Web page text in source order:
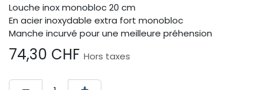
Louche inox monobloc 20 cm
En acier inoxydable extra fort monobloc
Manche incurvé pour une meilleure préhension
74,30 CHF Hors taxes